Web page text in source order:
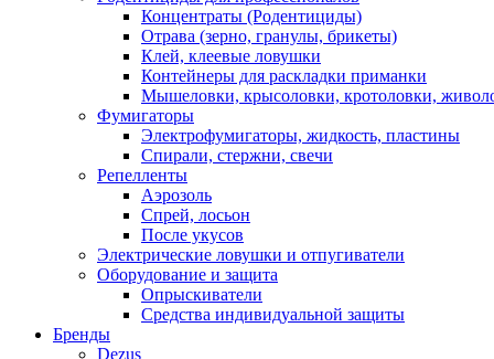
Концентраты (Родентициды)
Отрава (зерно, гранулы, брикеты)
Клей, клеевые ловушки
Контейнеры для раскладки приманки
Мышеловки, крысоловки, кротоловки,
Фумигаторы
Электрофумигаторы, жидкость, пластины
Спирали, стержни, свечи
Репелленты
Аэрозоль
Спрей, лосьон
После укусов
Электрические ловушки и отпугиватели
Оборудование и защита
Опрыскиватели
Средства индивидуальной защиты
Бренды
Dezus